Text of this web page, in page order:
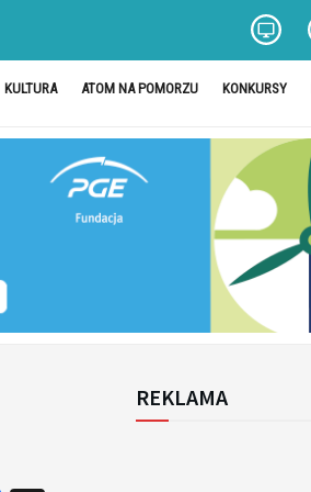
KULTURA ATOM NA POMORZU KONKURSY
REKLAMA